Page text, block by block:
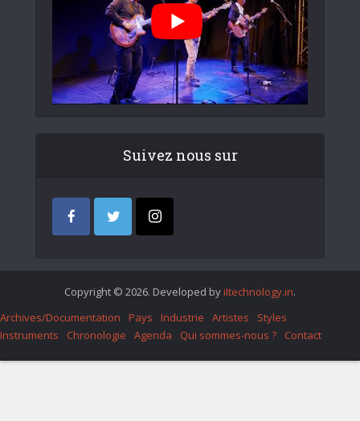
Suivez nous sur
Copyright © 2026. Developed by iItechnology.in.
Archives/Documentation
Pays Industrie Artistes
Styles
Instruments
Chronologie Agenda Qui sommes-nous ? Contact